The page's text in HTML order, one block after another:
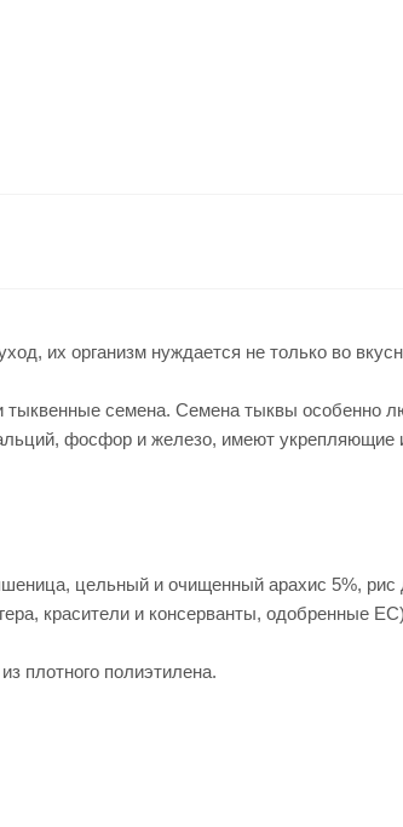
их организм нуждается не только во
семена. Семена тыквы особенно
фосфор и железо, имеют укрепляющие
цельный и очищенный арахис 5%,
красители и консерванты, одобренные
плотного полиэтилена.